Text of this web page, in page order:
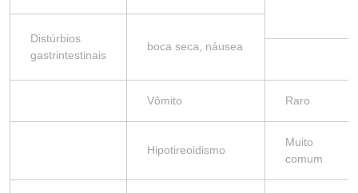
Distúrbios
gastrintestinais
boca seca, náusea
Vômito Raro
Hipotireoidismo
Muito
comum